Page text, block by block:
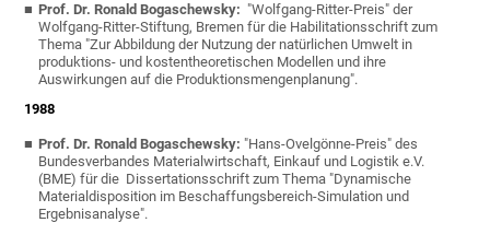
Prof. Dr. Ronald Bogaschewsky: "Wolfgang-Ritter-Preis" der
Wolfgang-Ritter-Stiftung, Bremen für die Habilitationsschrift zum
Thema "Zur Abbildung der Nutzung der natürlichen Umwelt in
produktions- und kostentheoretischen Modellen und ihre
Auswirkungen auf die Produktionsmengenplanung".
1988
Prof. Dr. Ronald Bogaschewsky: "Hans-Ovelgönne-Preis" des
Bundesverbandes Materialwirtschaft, Einkauf und Logistik e.V.
(BME) für die Dissertationsschrift zum Thema "Dynamische
Materialdisposition im Beschaffungsbereich-Simulation und
Ergebnisanalyse".